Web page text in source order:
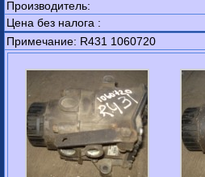
Производитель:
Цена без налога :
Примечание: R431 1060720